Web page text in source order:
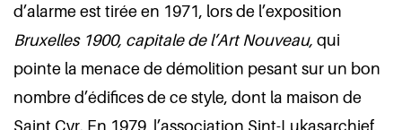
d’alarme est tirée en 1971, lors de l’exposition
Bruxelles 1900, capitale de l’Art Nouveau, qui
pointe la menace de démolition pesant sur un bon
nombre d’édifices de ce style, dont la maison de
Saint Cyr. En 1979, l’association Sint-Lukasarchief,